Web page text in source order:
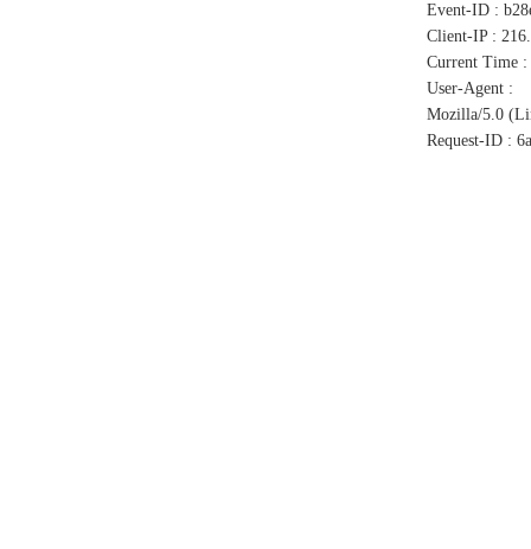
Event-ID :
Client-IP :
Current Time :
User-Agent :
Mozilla/5.0
Request-ID :